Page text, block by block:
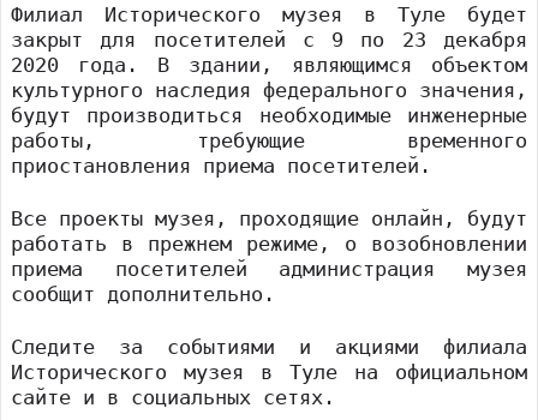
Филиал Исторического музея в Туле будет
закрыт для посетителей с 9 по 23 декабря
2020 года. В здании, являющимся объектом
культурного наследия федерального значения,
будут производиться необходимые инженерные
работы, требующие временного
приостановления приема посетителей.
Все проекты музея, проходящие онлайн, будут
работать в прежнем режиме, о возобновлении
приема посетителей администрация музея
сообщит дополнительно.
Следите за событиями и акциями филиала
Исторического музея в Туле на официальном
сайте и в социальных сетях.